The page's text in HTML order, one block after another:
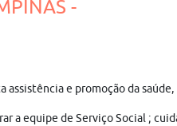
-
e promoção da
equipe de Serviço Social ;